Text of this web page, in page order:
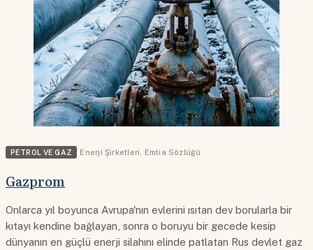
PETROL VE GAZ Enerji Şirketleri, Emtia Sözlüğü
Gazprom
Onlarca yıl boyunca Avrupa'nın evlerini ısıtan dev borularla bir
kıtayı kendine bağlayan, sonra o boruyu bir gecede kesip
dünyanın en güçlü enerji silahını elinde patlatan Rus devlet gaz